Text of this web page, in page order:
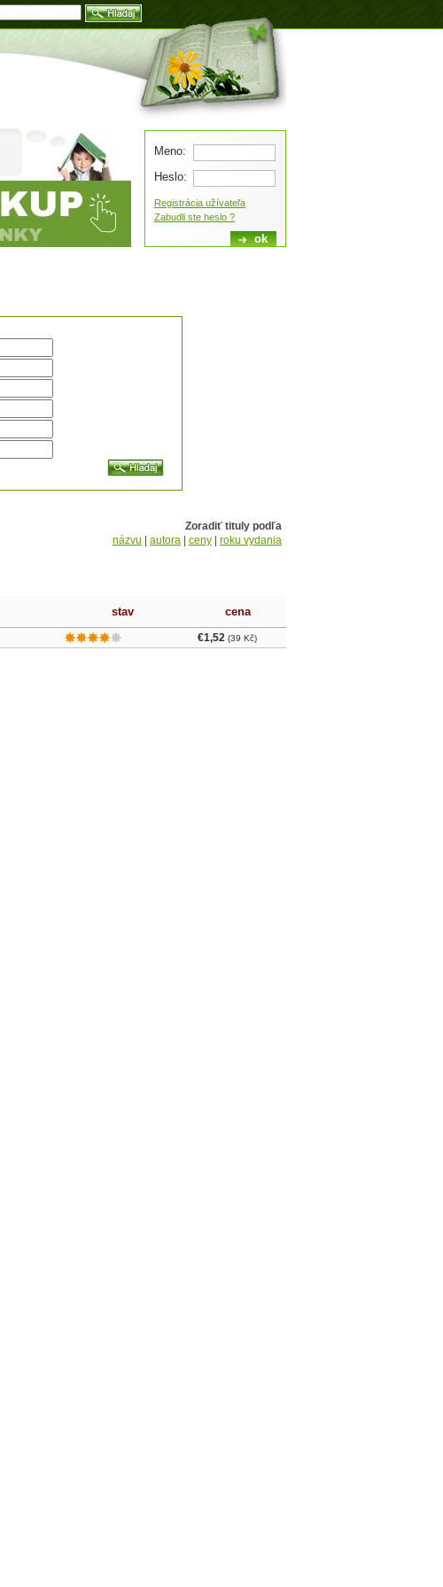
Zoradiť tituly podľa
názvu
autora ceny roku vydania
stav cena
€1,52 (39 Kč)
Meno:
Heslo:
Registrácia užívateľa
Zabudli ste heslo ?